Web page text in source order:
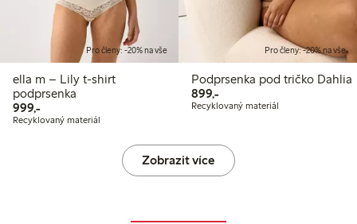
Pro členy: -20% na vše
ella m – Lily t-shirt
podprsenka
999,-999,00 Kč
Recyklovaný materiál
Pro členy: -20% na vše
Podprsenka pod tričko Dahlia
899,-899,00 Kč
Recyklovaný materiál
Zobrazit více